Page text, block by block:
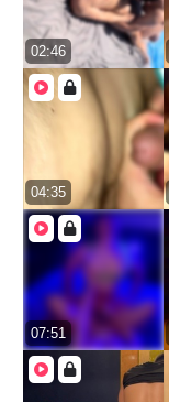
02:46
04:35
07:51